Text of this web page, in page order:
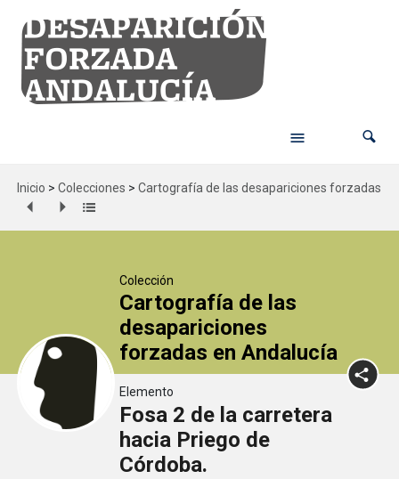
Inicio > Colecciones > Cartografía de las desapariciones forzadas
Colección
Cartografía de las
desapariciones
forzadas en Andalucía
Elemento
Fosa 2 de la carretera
hacia Priego de
Córdoba.